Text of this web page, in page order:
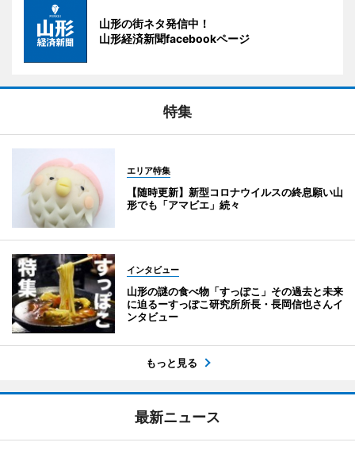
山形の街ネタ発信中！
山形経済新聞facebookページ
特集
エリア特集
【随時更新】新型コロナウイルスの終息願い山
形でも「アマビエ」続々
インタビュー
山形の謎の食べ物「すっぽこ」その過去と未来
に迫るーすっぽこ研究所所長・長岡信也さんイ
ンタビュー
もっと見る
最新ニュース